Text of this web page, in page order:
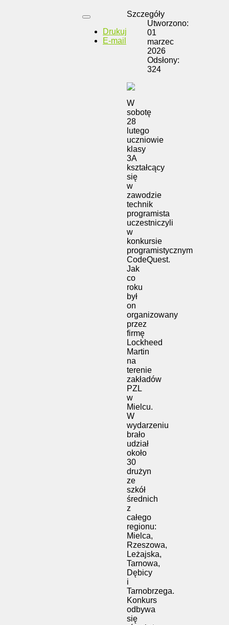
Drukuj
E-mail
Szczegóły
Utworzono:
01
marzec
2026
Odsłony:
324
W
sobotę
28
lutego
uczniowie
klasy
3A
kształcący
się
w
zawodzie
technik
programista
uczestniczyli
w
konkursie
programistycznym
CodeQuest.
Jak
co
roku
był
on
organizowany
przez
firmę
Lockheed
Martin
na
terenie
zakładów
PZL
w
Mielcu.
W
wydarzeniu
brało
udział
około
30
drużyn
ze
szkół
średnich
z
całego
regionu:
Mielca,
Rzeszowa,
Leżajska,
Tarnowa,
Dębicy
i
Tarnobrzega.
Konkurs
odbywa
się